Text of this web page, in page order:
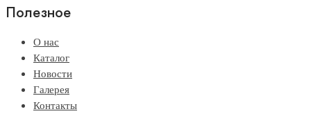
Полезное
О нас
Каталог
Новости
Галерея
Контакты